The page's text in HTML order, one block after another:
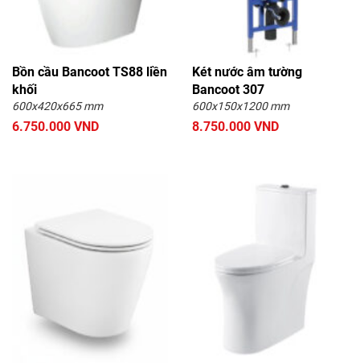
Bồn cầu Bancoot TS88 liền
khối
600x420x665 mm
6.750.000 VND
Két nước âm tường
Bancoot 307
600x150x1200 mm
8.750.000 VND